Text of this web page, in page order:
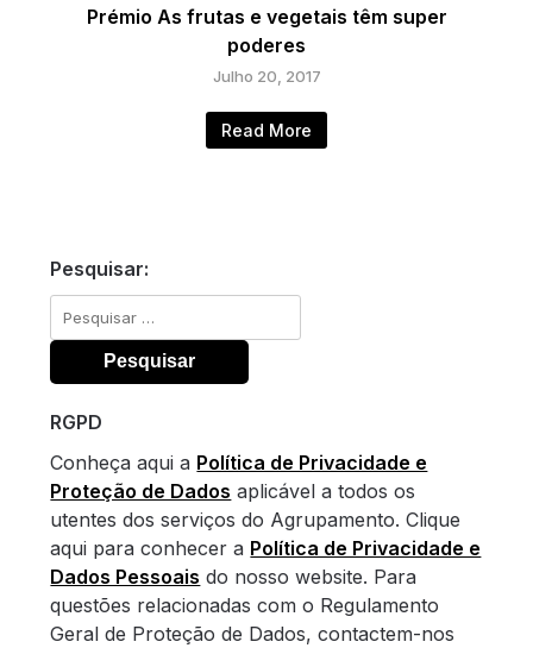
Prémio As frutas e vegetais têm super
poderes
Julho 20, 2017
Read More
Pesquisar:
Pesquisar
por:
RGPD
Conheça aqui a Política de Privacidade e
Proteção de Dados aplicável a todos os
utentes dos serviços do Agrupamento. Clique
aqui para conhecer a Política de Privacidade e
Dados Pessoais do nosso website. Para
questões relacionadas com o Regulamento
Geral de Proteção de Dados, contactem-nos